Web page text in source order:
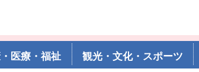
医療・福祉 観光・文化・スポーツ